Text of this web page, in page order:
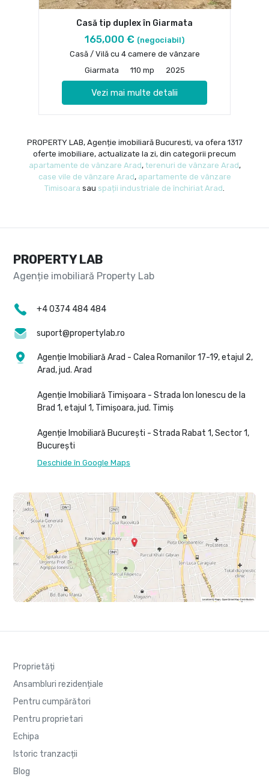
Casă tip duplex în Giarmata
165,000 € (negociabil)
Casă / Vilă cu 4 camere de vânzare
Giarmata
110 mp 2025
Vezi mai multe detalii
PROPERTY LAB, Agenție imobiliară Bucuresti, va ofera 1317
oferte imobiliare, actualizate la zi, din categorii precum
apartamente de vânzare Arad, terenuri de vânzare Arad,
case vile de vânzare Arad, apartamente de vânzare
Timisoara sau spații industriale de închiriat Arad
PROPERTY LAB
+4 0374 484 484
suport@propertylab.ro
Agenție Imobiliară Arad - Calea Romanilor 17-19, etajul 2,
Arad, jud. Arad
Agenție Imobiliară Timișoara - Strada Ion Ionescu de la
Brad 1, etajul 1, Timișoara, jud. Timiș
Agenție Imobiliară București - Strada Rabat 1, Sector 1,
București
Deschide în Google Maps
Proprietăți
Ansambluri rezidențiale
Pentru cumpărători
Pentru proprietari
Echipa
Istoric tranzacții
Blog